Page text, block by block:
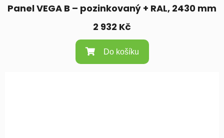
Panel VEGA B – pozinkovaný + RAL, 2430 mm
2 932 Kč
Do košíku